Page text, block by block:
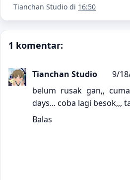
Tianchan Studio di 16:50
1 komentar:
Tianchan Studio
9/
belum rusak gan,,
days... coba lagi besok,,,
Balas